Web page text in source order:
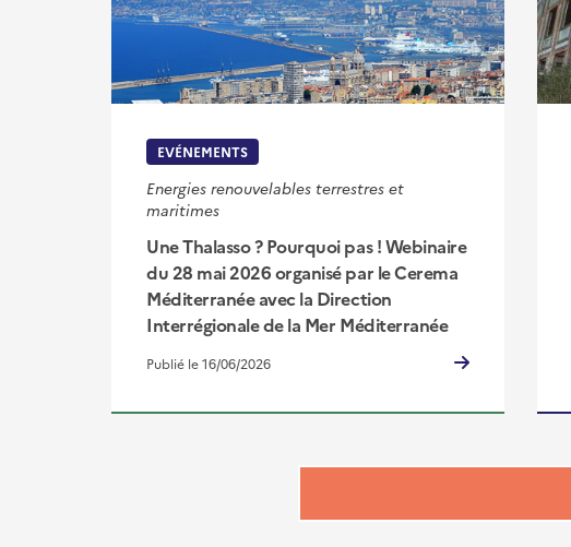
EVÉNEMENTS
Energies renouvelables terrestres et
maritimes
Une Thalasso ? Pourquoi pas ! Webinaire
du 28 mai 2026 organisé par le Cerema
Méditerranée avec la Direction
Interrégionale de la Mer Méditerranée
Publié le 16/06/2026